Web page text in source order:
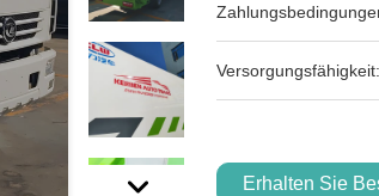
Versorgungsfähigkeit:
Erhalten Sie